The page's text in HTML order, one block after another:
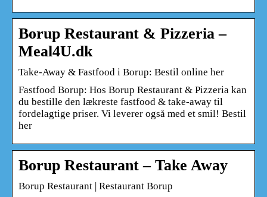
Borup Restaurant & Pizzeria –
Meal4U.dk
Take-Away & Fastfood i Borup: Bestil online her
Fastfood Borup: Hos Borup Restaurant & Pizzeria kan
du bestille den lækreste fastfood & take-away til
fordelagtige priser. Vi leverer også med et smil! Bestil
her
Borup Restaurant – Take Away
Borup Restaurant | Restaurant Borup